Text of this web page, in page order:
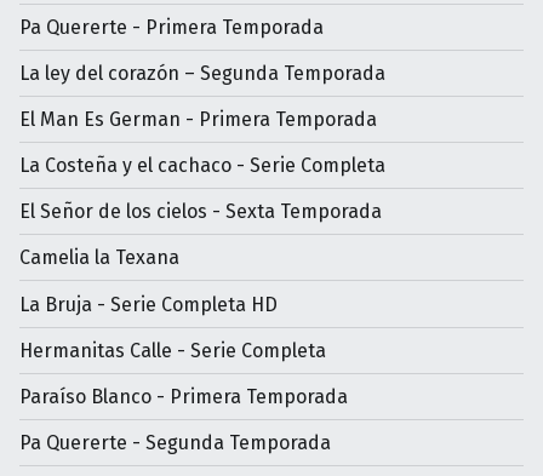
Pa Quererte - Primera Temporada
La ley del corazón – Segunda Temporada
El Man Es German - Primera Temporada
La Costeña y el cachaco - Serie Completa
El Señor de los cielos - Sexta Temporada
Camelia la Texana
La Bruja - Serie Completa HD
Hermanitas Calle - Serie Completa
Paraíso Blanco - Primera Temporada
Pa Quererte - Segunda Temporada